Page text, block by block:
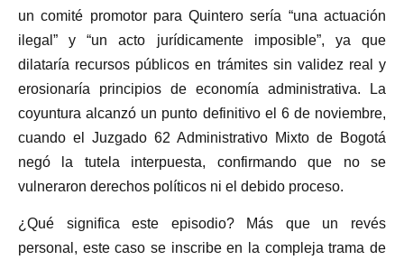
un comité promotor para Quintero sería “una actuación
ilegal” y “un acto jurídicamente imposible”, ya que
dilataría recursos públicos en trámites sin validez real y
erosionaría principios de economía administrativa. La
coyuntura alcanzó un punto definitivo el 6 de noviembre,
cuando el Juzgado 62 Administrativo Mixto de Bogotá
negó la tutela interpuesta, confirmando que no se
vulneraron derechos políticos ni el debido proceso.
¿Qué significa este episodio? Más que un revés
personal, este caso se inscribe en la compleja trama de